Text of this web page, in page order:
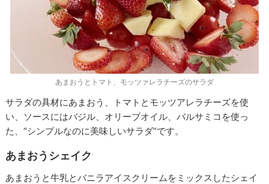
あまおうとトマト、モッツァレラチーズのサラダ
サラダの具材にあまおう、トマトとモッツアレラチーズを使
い、ソースにはバジル、オリーブオイル、バルサミコを使っ
た、“シンプルなのに美味しいサラダ”です。
あまおうシェイク
あまおうと牛乳とバニラアイスクリームをミックスしたシェイ